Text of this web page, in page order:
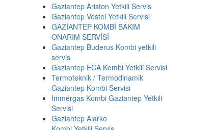
Gaziantep Ariston Yetkili Servis
Gaziantep Vestel Yetkili Servisi
GAZİANTEP KOMBİ BAKIM
ONARIM SERVİSİ
Gaziantep Buderus Kombi yetkili
servis
Gaziantep ECA Kombi Yetkili Servisi
Termoteknik / Termodinamik
Gaziantep Kombi Servisi
Immergas Kombi Gaziantep Yetkili
Servisi
Gaziantep Alarko